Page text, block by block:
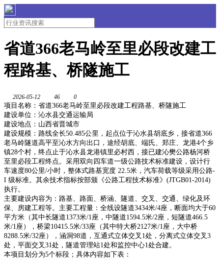
省道366老马岭至里必段改建工
程路基、桥隧施工
2026-05-12 46 0
项目名称：省道366老马岭至里必段改建工程路基、桥隧施工
建设单位：沁水县交通运输局
建设地点：山西省晋城市
建设规模：路线全长50.485公里，起点位于沁水县胡底乡，接省道366
老马岭隧道高平至沁水方向出口，途经胡底、端氏、郑庄、龙港4个乡
镇28个村，终点止于沁水县龙港镇里必村西，接已建沁樊公路杨河桥
至里必段工程终点。采用双向四车道一级公路技术标准建设，设计行
车速度80公里/小时，整体式路基宽度 22.5米，汽车荷载等级采用公路-
I 级标准。其余技术指标按部颁《公路工程技术标准》(JTGB01-2014)
执行。
主要建设内容为：路基、路面、桥涵、隧道、交叉、交通、绿化及环
保、房建工程等。主要工程量：全线设隧道3434米/4座，断面均大于60
平方米（其中长隧道1373米/1座，中隧道1594.5米/2座，短隧道466.5
米/1座），桥梁10415.5米/33座（其中特大桥2127米/1座，大中桥
8288.5米/32座），涵洞98道，互通式立体交叉1处，分离式立体交叉3
处，平面交叉31处，隧道管理站1处和监控中心1处合建。
本项目划分为5个标段；具体内容如下表：